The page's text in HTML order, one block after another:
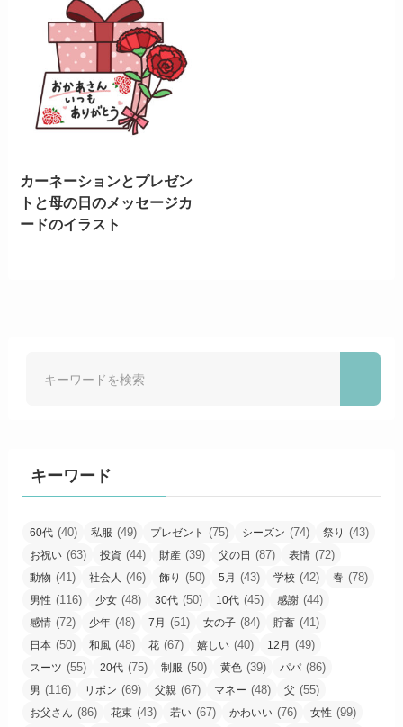
カーネーションとプレゼン
トと母の日のメッセージカ
ードのイラスト
キーワード
60代 (40) 私服 (49) プレゼント (75) シーズン (74) 祭り (43)
お祝い (63) 投資 (44) 財産 (39) 父の日 (87) 表情 (72)
動物 (41) 社会人 (46) 飾り (50) 5月 (43) 学校 (42) 春 (78)
男性 (116) 少女 (48) 30代 (50) 10代 (45) 感謝 (44)
感情 (72) 少年 (48) 7月 (51) 女の子 (84) 貯蓄 (41)
日本 (50) 和風 (48) 花 (67) 嬉しい (40) 12月 (49)
スーツ (55) 20代 (75) 制服 (50) 黄色 (39) パパ (86)
男 (116) リボン (69) 父親 (67) マネー (48) 父 (55)
お父さん (86) 花束 (43) 若い (67) かわいい (76) 女性 (99)